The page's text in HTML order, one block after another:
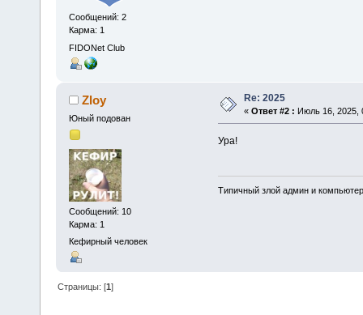
Сообщений: 2
Карма: 1
FIDONet Club
Zloy
Юный подован
Сообщений: 10
Карма: 1
Кефирный человек
Re: 2025
« Ответ #2 : Июль 16, 2025,
Ура!
Типичный злой админ и
Страницы: [1]